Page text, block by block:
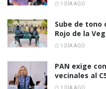
1 DÍA AGO
Sube de tono
Rojo de la
1 DÍA AGO
PAN exige
vecinales al
1 DÍA AGO